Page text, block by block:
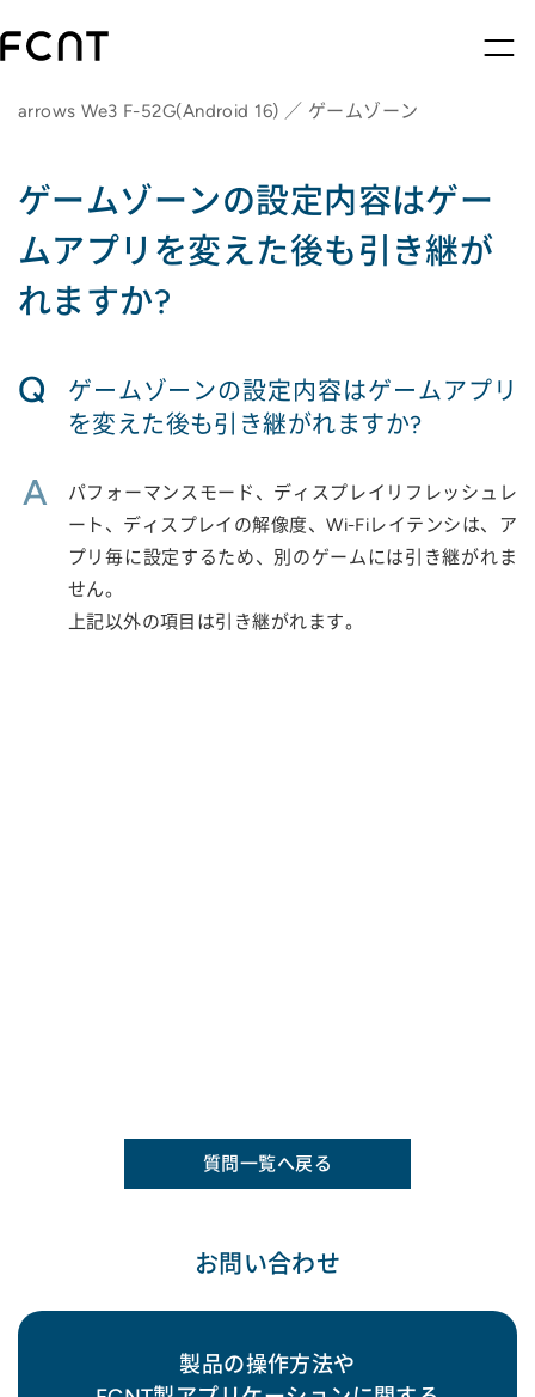
arrows We3 F-52G(Android 16) ／ ゲームゾーン
ゲームゾーンの設定内容はゲー
ムアプリを変えた後も引き継が
れますか?
Q
ゲームゾーンの設定内容はゲームアプリ
を変えた後も引き継がれますか?
A
パフォーマンスモード、ディスプレイリフレッシュレ
ート、ディスプレイの解像度、Wi-Fiレイテンシは、ア
プリ毎に設定するため、別のゲームには引き継がれま
せん。
上記以外の項目は引き継がれます。
質問一覧へ戻る
お問い合わせ
製品の操作方法や